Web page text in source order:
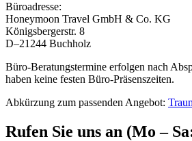
Büroadresse:
Honeymoon Travel GmbH & Co. KG
Königsbergerstr. 8
D–21244 Buchholz
Büro-Beratungstermine erfolgen nach
haben keine festen Büro-Präsenszeiten.
Abkürzung zum passenden Angebot:
Rufen Sie uns an (Mo –